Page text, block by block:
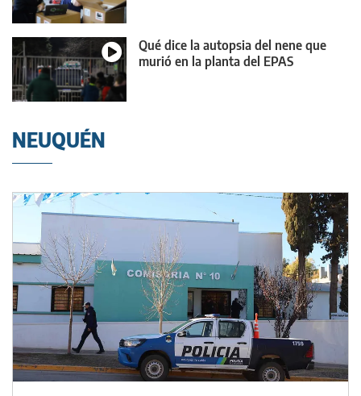
Qué dice la autopsia del nene que
murió en la planta del EPAS
NEUQUÉN